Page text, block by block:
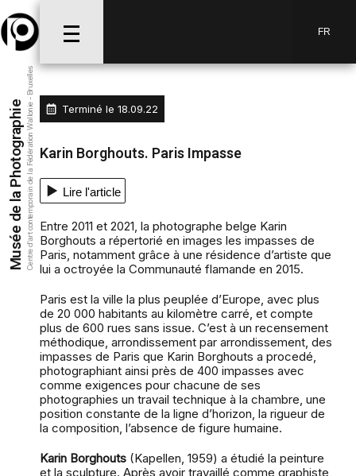
Musée de la PhotographieCentre d’art contemporain de la Fédération Wallonie - Bruxelles
FR
Terminé le 18.09.22
Karin Borghouts. Paris Impasse
Lire l'article
Entre 2011 et 2021, la photographe belge Karin
Borghouts a répertorié en images les impasses de
Paris, notamment grâce à une résidence d’artiste que
lui a octroyée la Communauté flamande en 2015.
Paris est la ville la plus peuplée d’Europe, avec plus
de 20 000 habitants au kilomètre carré, et compte
plus de 600 rues sans issue. C’est à un recensement
méthodique, arrondissement par arrondissement, des
impasses de Paris que Karin Borghouts a procedé,
photographiant ainsi près de 400 impasses avec
comme exigences pour chacune de ses
photographies un travail technique à la chambre, une
position constante de la ligne d’horizon, la rigueur de
la composition, l’absence de figure humaine.
Karin Borghouts (Kapellen, 1959) a étudié la peinture
et la sculpture. Après avoir travaillé comme graphiste,